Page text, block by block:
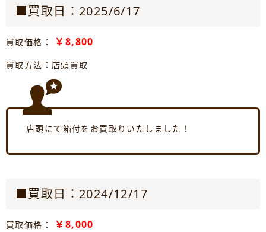
■買取日：2025/6/17
買取価格： ￥8,800
買取方法：店頭買取
店頭にて箱付をお買取りいたしました！
■買取日：2024/12/17
買取価格： ￥8,000